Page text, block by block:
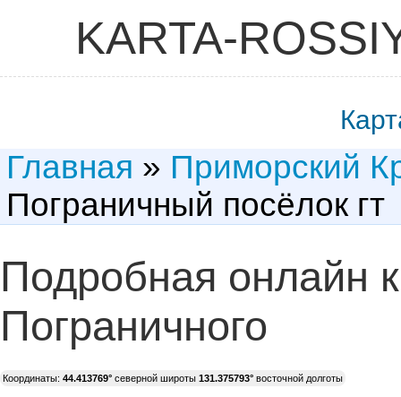
KARTA-
Главная » Приморский
Пограничный посёлок гт
Подробная онлайн
Пограничного
Координаты: 44.413769° северной широты 131.375793° восточной долготы